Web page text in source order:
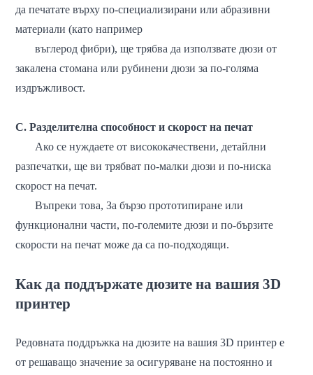
да печатате върху по-специализирани или абразивни
материали (като например
въглеродфибри), ще трябва да използвате дюзи от
закалена стомана или рубинени дюзи за по-голяма
издръжливост.
C. Разделителна способност и скорост на печат
Ако се нуждаете от висококачествени, детайлни
разпечатки, ще ви трябват по-малки дюзи и по-ниска
скорост на печат.
Въпреки това,За бързо прототипиране или
функционални части, по-големите дюзи и по-бързите
скорости на печат може да са по-подходящи.
Как да поддържате дюзите на вашия 3D
принтер
Редовната поддръжка на дюзите на вашия 3D принтер е
от решаващо значение за осигуряване на постоянно и